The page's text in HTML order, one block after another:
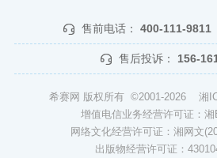
售前电话： 400-111-9811
售后投诉： 156-
希赛网 版权所有 ©2001-2026 湘
增值电信业务经营许可证：湘
网络文化经营许可证：湘网文
出版物经营许可证：